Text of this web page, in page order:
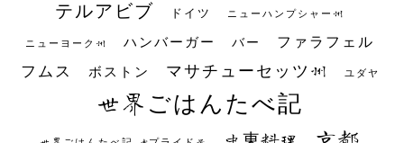
テルアビブ ドイツ ニューハンプシャー州
ニューヨーク州 ハンバーガー バー ファラフェル
フムス ボストン マサチューセッツ州 ユダヤ
世界ごはんたべ記
中東料理 京都